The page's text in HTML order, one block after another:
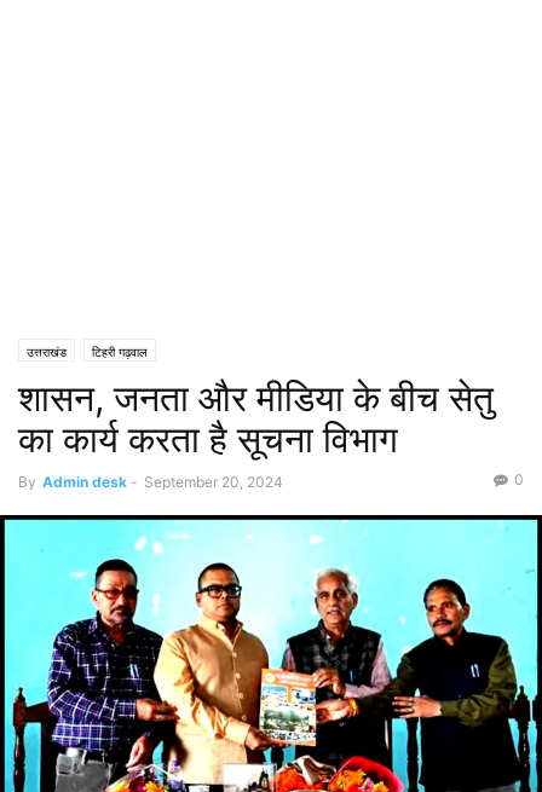
उत्तराखंड टिहरी गढ़वाल
शासन, जनता और मीडिया के बीच सेतु
का कार्य करता है सूचना विभाग
By Admin desk - September 20, 2024 0